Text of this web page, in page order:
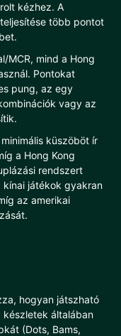
kézhez. A
több pontot
MCR, mind a Hong
Pontokat
pung, az egy
vagy az
küszöböt ír
a Hong Kong
rendszert
kínai játékok gyakran
az amerikai
hogyan játszható
készletek általában
(Dots, Bams,